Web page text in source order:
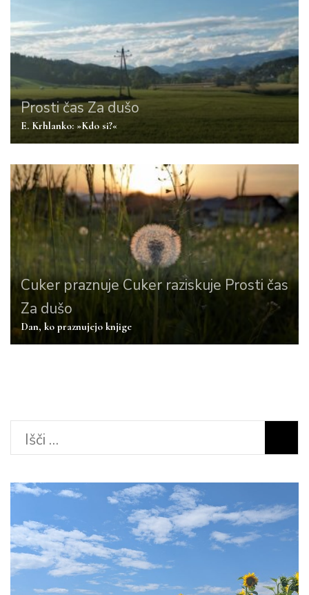
Prosti časZa dušo
E. Krhlanko: »Kdo si?«
Cuker praznuje Cuker raziskuje Prosti čas
Za dušo
Dan, ko praznujejo knjige
Išči: